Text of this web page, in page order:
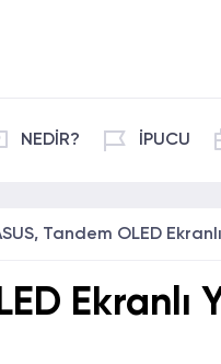
NEDİR? İPUCU
Ekranlı